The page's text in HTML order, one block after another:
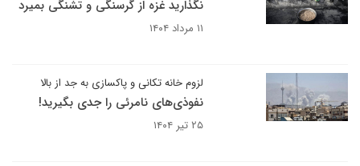
نگذارید غزه از گرسنگی و تشنگی بمیرد
۱۱ مرداد ۱۴۰۴
لزوم خانه تکانی و پاکسازی به جد از بالا
نفوذی‌های نامرئی را جدی بگیرید!
۲۵ تیر ۱۴۰۴